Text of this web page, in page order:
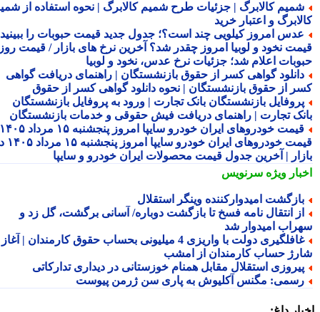
کالابرگ | جزئیات طرح شمیم کالابرگ | نحوه استفاده از شمیم
و اعتبار خرید
امروز کیلویی چند است؟؛ جدول جدید قیمت حبوبات را ببینید /
نخود و لوبیا امروز چقدر شد؟ آخرین نرخ های بازار / قیمت روز
اعلام شد؛ جزئیات نرخ عدس، نخود و لوبیا
گواهی کسر از حقوق بازنشستگان | راهنمای دریافت گواهی
از حقوق بازنشستگان | نحوه دانلود گواهی کسر از حقوق
بازنشستگان بانک تجارت | ورود به پروفایل بازنشستگان
تجارت | راهنمای دریافت فیش حقوقی و خدمات بازنشستگان
قیمت خودروهای ایران خودرو سایپا امروز پنجشنبه ۱۵ مرداد ۱۴۰۵ |
قیمت خودروهای ایران خودرو سایپا امروز پنجشنبه ۱۵ مرداد ۱۴۰۵ در
| آخرین جدول قیمت محصولات ایران خودرو و سایپا
ویژهسرنویس
امیدوارکننده وینگر استقلال
انتقال نامه فسخ تا بازگشت دوباره/ آسانی برگشت، گل زد و
امیدوار شد
غافلگیری دولت با واریزی 4 میلیونی بحساب حقوق کارمندان | آغاز
حساب کارمندان از امشب
استقلال مقابل همنام خوزستانی در دیداری تدارکاتی
مگنس آکلیوش به پاری سن ژرمن پیوست